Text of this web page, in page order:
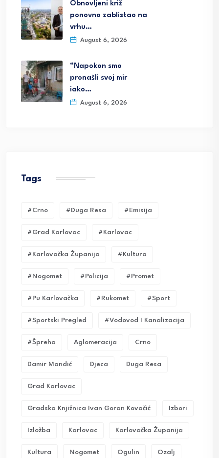
Obnovljeni križ
ponovno zablistao na
vrhu…
August 6, 2026
“Napokon smo
pronašli svoj mir
iako…
August 6, 2026
Tags
#crno #duga Resa #emisija
#grad Karlovac #karlovac
#karlovačka Županija #kultura
#nogomet #policija #promet
#pu Karlovačka #rukomet #sport
#sportski Pregled #vodovod I Kanalizacija
#Špreha Aglomeracija Crno
Damir Mandić Djeca Duga Resa
Grad Karlovac
Gradska Knjižnica Ivan Goran Kovačić Izbori
Izložba Karlovac Karlovačka Županija
Kultura Nogomet Ogulin Ozalj